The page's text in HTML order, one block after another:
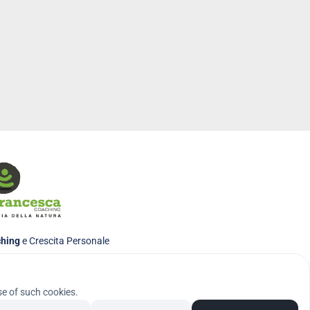
e Crescita Personale
of such cookies.